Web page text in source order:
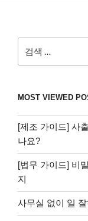
색:
MOST VIEWED
[제조 가이드] 사
나요?
[법무 가이드] 비
지
사무실 없이 일